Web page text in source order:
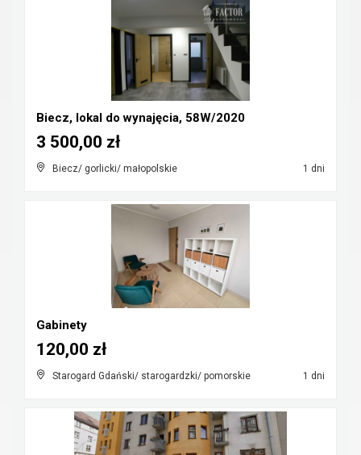
Biecz, lokal do wynajęcia, 58W/2020
Biecz/ gorlicki/ małopolskie 1 dni
3 500,00 zł
Gabinety
Starogard Gdański/ starogardzki/ pomorskie 1 dni
120,00 zł